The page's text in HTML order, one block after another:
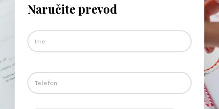
Naručite prevod